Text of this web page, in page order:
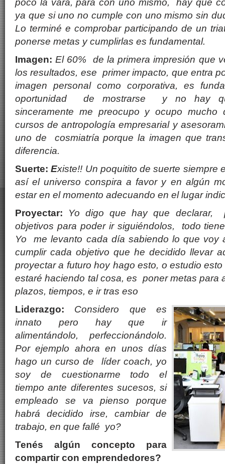
poco la vara, para con uno mismo, hay que
ya que si uno no cumple con uno mismo sin
Lo terminé e comprobar participando de un
ponerse metas y cumplirlas es fundamental.
Imagen: El 60% de la primera impresión que
los resultados, ese primer impacto, que entra
imagen personal como corporativa, es
oportunidad de mostrarse y no hay
sinceramente me preocupo y ocupo mucho
cursos de antropología empresarial y
uno de cosmiatría porque la imagen que
diferencia.
Suerte:Existe!! Un poquitito de suerte
así el universo conspira a favor y en algún
estar en el momento adecuando en el lugar
Proyectar:
Yo digo que hay que declarar,
objetivos para poder ir siguiéndolos, todo
Yo me levanto cada día sabiendo lo que
cumplir cada objetivo que he decidido llevar
proyectar a futuro hoy hago esto, o estudio
estaré haciendo tal cosa, es poner metas para
plazos, tiempos, e ir tras eso
Liderazgo:
Considero que es
innato pero hay que ir
alimentándolo, perfeccionándolo.
Por ejemplo ahora en unos días
hago un curso de líder coach, yo
soy de cuestionarme todo el
tiempo ante diferentes sucesos, si
empleado se va pienso porque
habrá decidido irse, cambiar de
trabajo, en que fallé yo?
Tenés algún concepto para
compartir con emprendedores?